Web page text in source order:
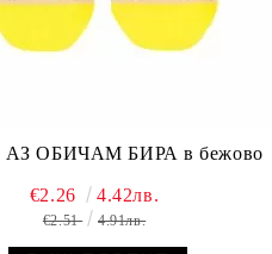
АЗ ОБИЧАМ БИРА в бежово
€2.26 4.42лв.
€2.51 4.91лв.